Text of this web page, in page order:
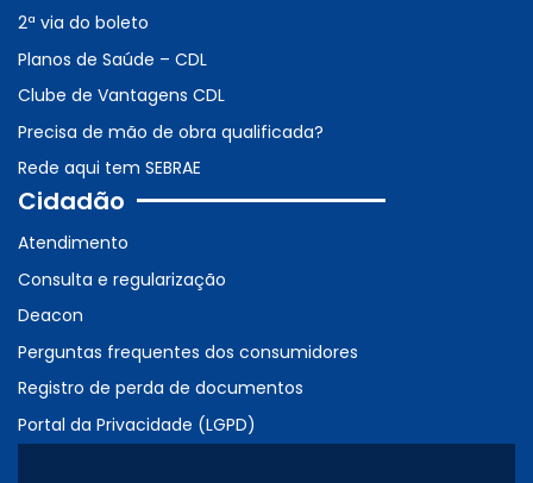
2ª via do boleto
Planos de Saúde – CDL
Clube de Vantagens CDL
Precisa de mão de obra qualificada?
Rede aqui tem SEBRAE
Cidadão
Atendimento
Consulta e regularização
Deacon
Perguntas frequentes dos consumidores
Registro de perda de documentos
Portal da Privacidade (LGPD)